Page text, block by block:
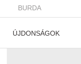
BURDA
ÚJDONSÁGOK